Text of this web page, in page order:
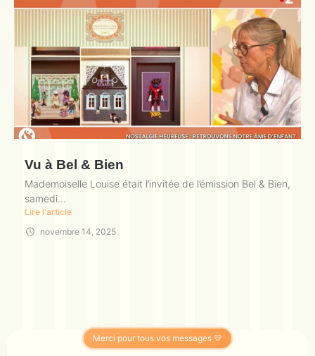
Vu à Bel & Bien
Mademoiselle Louise était l’invitée de l’émission Bel & Bien,
samedi...
Lire l'article
novembre 14, 2025
Merci pour tous vos messages 💛